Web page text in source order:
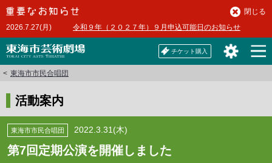
本
文
へ2026.7.27(月) 令和９年（２０２７年）９月申込可能日のお知らせ
閉じる
チケット購入
東海市市民合唱団
活動案内
東海市市民合唱団 2022.3.31(木)
第7回定期公演を開催しました